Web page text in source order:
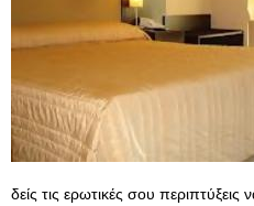
δείς τις ερωτικές σου περιπτύξεις